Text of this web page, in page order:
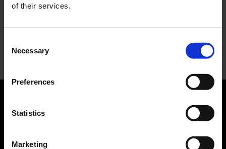
of their services.
Selection
Necessary
Preferences
Statistics
Marketing
Recent Comments
Manifesto